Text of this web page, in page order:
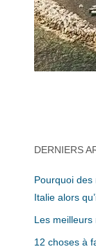
DERNIERS
Pourquoi
Italie alors
Les
12 choses à